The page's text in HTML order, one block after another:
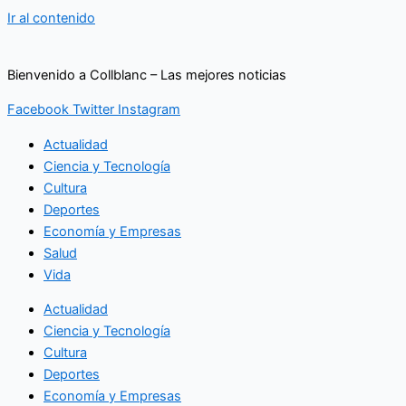
Ir al contenido
Bienvenido a Collblanc – Las mejores noticias
Facebook Twitter Instagram
Actualidad
Ciencia y Tecnología
Cultura
Deportes
Economía y Empresas
Salud
Vida
Actualidad
Ciencia y Tecnología
Cultura
Deportes
Economía y Empresas